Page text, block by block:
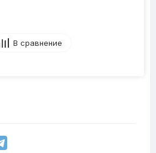
В сравнение